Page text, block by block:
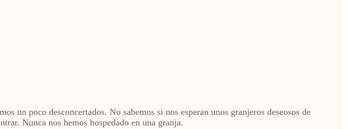
un poco desconcertados. No sabemos si nos esperan unos granjeros deseosos de
Nunca nos hemos hospedado en una granja.